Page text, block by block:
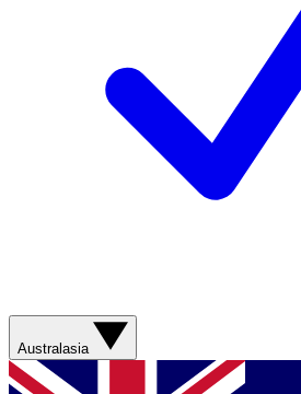
Australasia